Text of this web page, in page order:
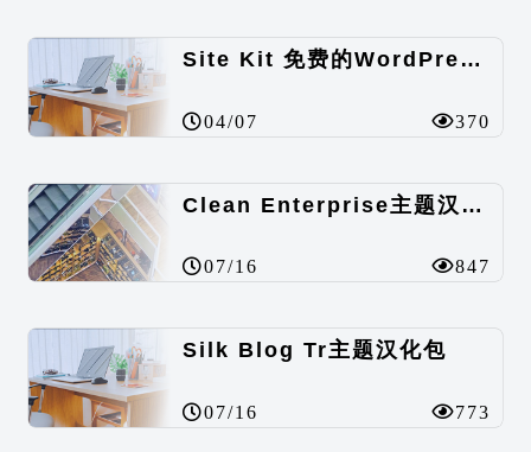
Site Kit 免费的WordPress数据统计插件
04/07 370
Clean Enterprise主题汉化包
07/16 847
Silk Blog Tr主题汉化包
07/16 773